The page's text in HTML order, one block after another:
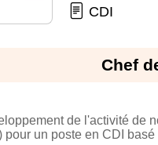
CDI
Chef
de l'activité de
pour un poste en CDI basé